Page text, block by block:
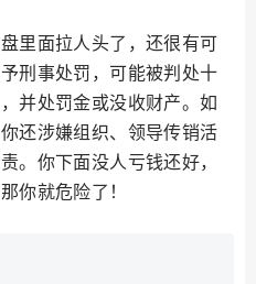
里面拉人头了，还很有可
刑事处罚，可能被判处十
并处罚金或没收财产。如
还涉嫌组织、领导传销活
。你下面没人亏钱还好，
你就危险了！